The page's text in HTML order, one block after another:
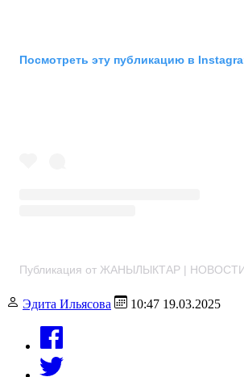
Посмотреть эту публикацию в
Эдита Ильясова 10:47 19.03.2025